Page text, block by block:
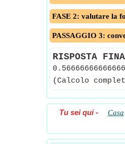
FASE 2: valutare la
PASSAGGIO 3:
RISPOSTA
(Calcolo
Tu sei qui- Casa